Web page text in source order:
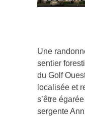
Une
sentier
du Golf
localisée et
s’être
sergente